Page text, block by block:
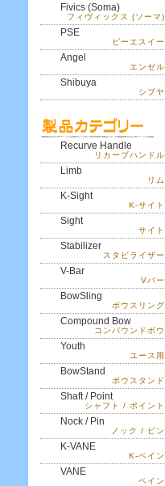
Fivics (Soma)
フィヴィックス (ソーマ)
PSE
ピーエスイー
Angel
エンゼル
Shibuya
シブヤ
Recurve Handle
リカーブハンドル
Limb
リム
K-Sight
K-サイト
Sight
サイト
Stabilizer
スタビライザー
V-Bar
Vバー
BowSling
ボウスリング
Compound Bow
コンパウンドボウ
Youth
ユース用
BowStand
ボウスタンド
Shaft / Point
シャフト / ポイント
Nock / Pin
ノック / ピン
K-VANE
K-ベイン
VANE
ベイン